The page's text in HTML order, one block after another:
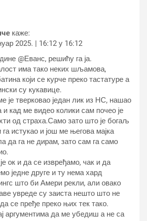
каже:
2025. | 16:12 у 16:12
@Еванс, решићу га ја.
има тако неких шљамова,
који се курче преко тастатуре а
су кукавице.
је тверковао један лик из НС, нашао
и кад ме видео колики сам почео је
од страха.Само зато што је богаљ
га истукао и још ме његова мајка
да га не дирам, зато сам га само
ок и да се извређамо, чак и да
једне друге и ту нема хард
што би Амери рекли, али овако
увреде су заиста нешто што не
се пређе преко њих тек тако.
аргументима да ме убедиш а не са